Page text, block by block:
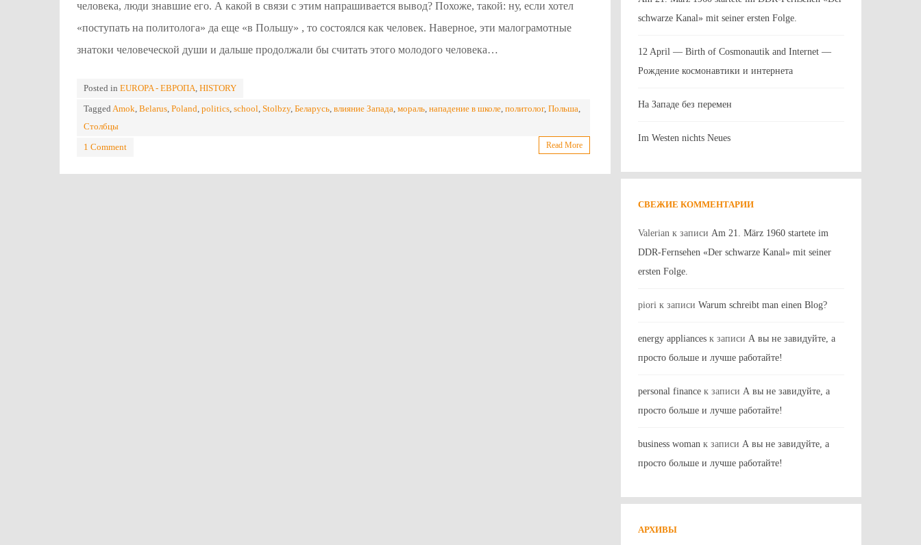
человека, люди знавшие его. А какой в связи с этим напрашивается вывод? Похоже, такой: ну, если хотел
«поступать на политолога» да еще «в Польшу» , то состоялся как человек. Наверное, эти малограмотные
знатоки человеческой души и дальше продолжали бы считать этого молодого человека…
Posted in EUROPA - ЕВРОПА HISTORY
Tagged Amok Belarus Poland politics school Stolbzy, Беларусь влияние Запада мораль нападение в школе политолог, Польша
Столбцы
1 Comment
Read More
schwarze Kanal» mit seiner ersten Folge.
12 April — Birth of Cosmonautik and Internet —
Рождение космонавтики и интернета
На Западе без перемен
Im Westen nichts Neues
СВЕЖИЕ КОММЕНТАРИИ
Valerian к записи Am 21. März 1960 startete im
DDR-Fernsehen «Der schwarze Kanal» mit seiner
ersten Folge.
piori к записи Warum schreibt man einen Blog?
energy appliances к записи А вы не завидуйте, а
просто больше и лучше работайте!
personal finance к записи А вы не завидуйте, а
просто больше и лучше работайте!
business woman к записи А вы не завидуйте, а
просто больше и лучше работайте!
АРХИВЫ